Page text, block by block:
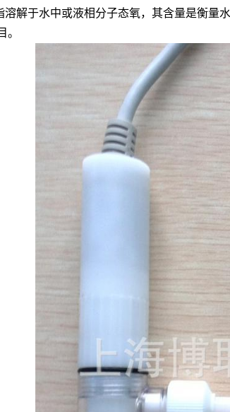
解于水中或液相分子态氧，其含量是衡量
。